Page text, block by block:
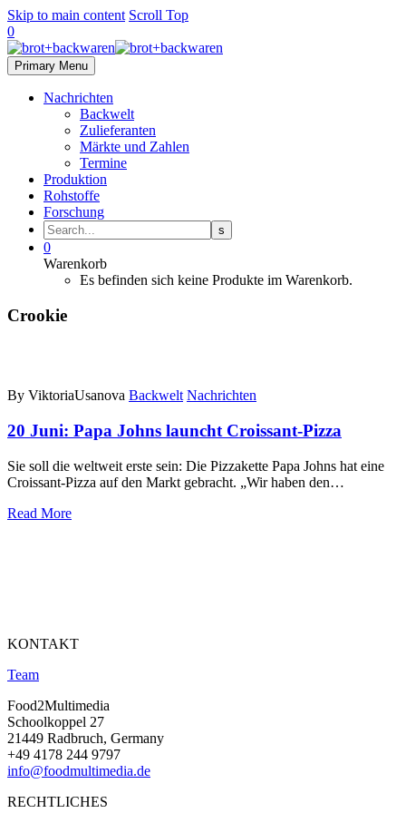
Skip to main content Scroll Top
0
Primary Menu
Nachrichten
Backwelt
Zulieferanten
Märkte und Zahlen
Termine
Produktion
Rohstoffe
Forschung
0
Warenkorb
Es befinden sich keine Produkte im Warenkorb.
Crookie
By ViktoriaUsanova Backwelt Nachrichten
20 Juni: Papa Johns launcht Croissant-Pizza
Sie soll die weltweit erste sein: Die Pizzakette Papa Johns hat eine
Croissant-Pizza auf den Markt gebracht. „Wir haben den…
Read More
KONTAKT
Team
Food2Multimedia
Schoolkoppel 27
21449 Radbruch, Germany
+49 4178 244 9797
info@foodmultimedia.de
RECHTLICHES